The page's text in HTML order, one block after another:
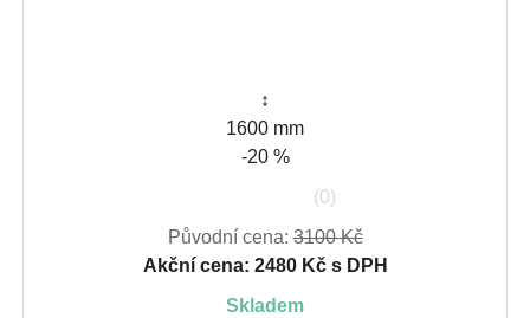
↕
1600 mm
-20 %
(0)
Původní cena:3100 Kč
Akční cena: 2480 Kč s DPH
skladem